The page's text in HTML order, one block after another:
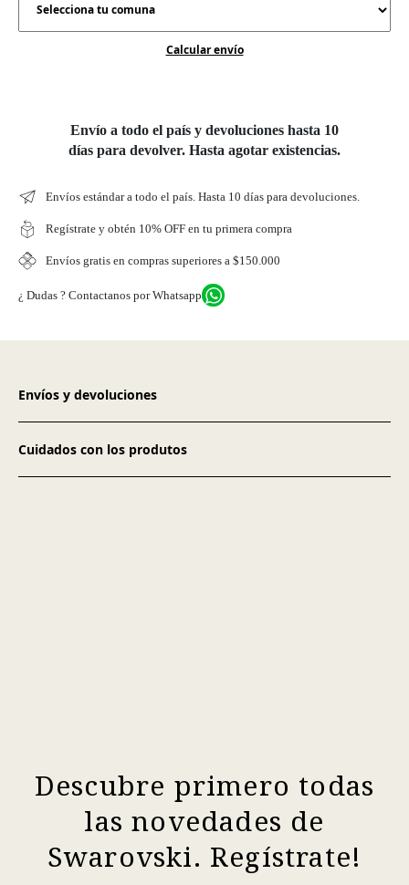
Calcular envío
Envío a todo el país y devoluciones hasta 10
días para devolver. Hasta agotar existencias.
Envíos estándar a todo el país. Hasta 10 días para devoluciones.
Regístrate y obtén 10% OFF en tu primera compra
Envíos gratis en compras superiores a $150.000
¿ Dudas ? Contactanos por Whatsapp
Envíos y devoluciones
Cuidados con los produtos
Descubre primero todas
las novedades de
Swarovski. Regístrate!